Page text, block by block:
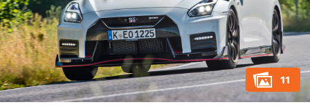
11